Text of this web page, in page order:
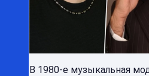
В 1980-е музыкальная